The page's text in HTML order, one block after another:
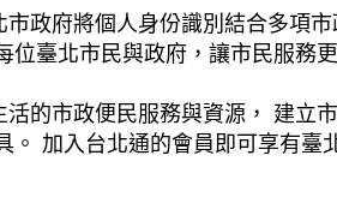
政府將個人身份識別結合多項
臺北市民與政府，讓市民服務
的市政便民服務與資源， 建立
加入台北通的會員即可享有